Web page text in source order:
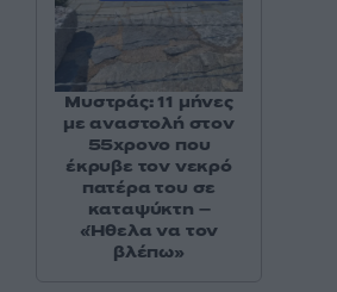
Μυστράς: 11 μήνες
με αναστολή στον
55χρονο που
έκρυβε τον νεκρό
πατέρα του σε
καταψύκτη –
«Ήθελα να τον
βλέπω»